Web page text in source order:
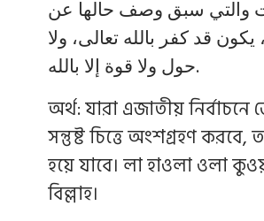
والتي سبق وصف حالها عن
قد كفر بالله تعالى، ولا
حول ولا قوة إلا بالله.
অর্থ: যারা এজাতীয় নির্বাচনে
সন্তুষ্ট চিত্তে অংশগ্রহণ করবে,
হয়ে যাবে। লা হাওলা ওলা
বিল্লাহ।